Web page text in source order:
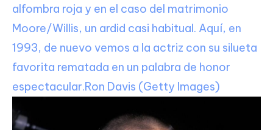
alfombra roja y en el caso del matrimonio
Moore/Willis, un ardid casi habitual. Aquí, en
1993, de nuevo vemos a la actriz con su silueta
favorita rematada en un palabra de honor
espectacular.Ron Davis (Getty Images)